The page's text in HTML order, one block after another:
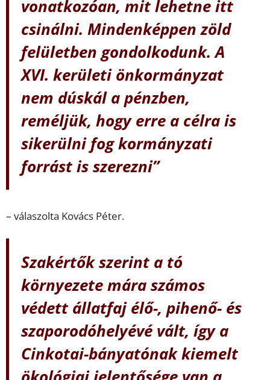
vonatkozóan, mit lehetne itt
csinálni. Mindenképpen zöld
felületben gondolkodunk. A
XVI. kerületi önkormányzat
nem dúskál a pénzben,
reméljük, hogy erre a célra is
sikerülni fog kormányzati
forrást is szerezni”
– válaszolta Kovács Péter.
Szakértők szerint a tó
környezete mára számos
védett állatfaj élő-, pihenő- és
szaporodóhelyévé vált, így a
Cinkotai-bányatónak kiemelt